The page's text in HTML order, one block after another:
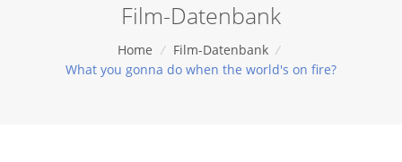
Film-Datenbank
Home / Film-Datenbank /
What you gonna do when the world's on fire?